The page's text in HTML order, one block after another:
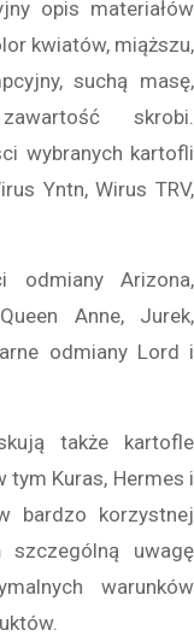
opis materiałów
kwiatów, miąższu,
suchą masę,
skrobi.
wybranych kartofli
Yntn, Wirus TRV,
odmiany Arizona,
Anne, Jurek,
odmiany Lord i
także kartofle
Kuras, Hermes i
bardzo korzystnej
szczególną uwagę
warunków